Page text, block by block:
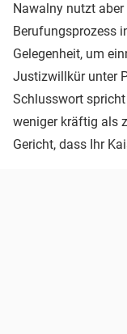
Nawalny nutzt
Berufungsprozess
Gelegenheit, um
Justizwillkür unter
Schlusswort
weniger kräftig als
Gericht, dass Ihr